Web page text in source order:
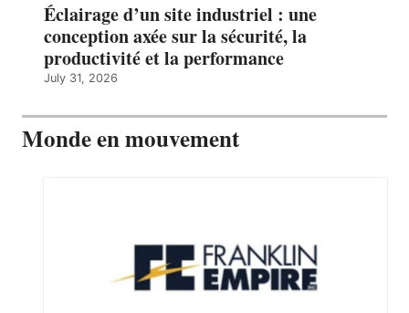
Éclairage d’un site industriel : une
conception axée sur la sécurité, la
productivité et la performance
July 31, 2026
Monde en mouvement